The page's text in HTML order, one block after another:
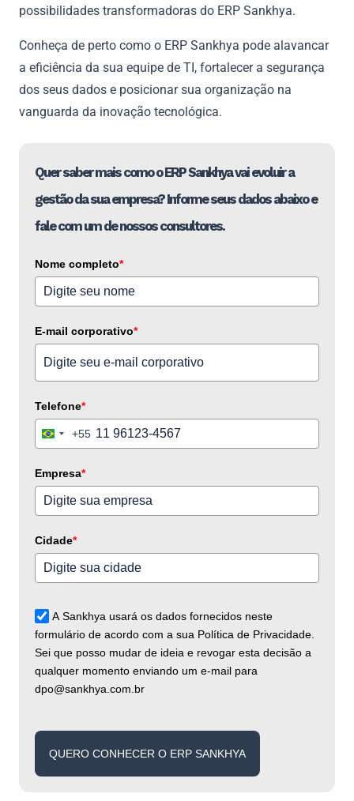
possibilidades transformadoras do ERP Sankhya.
Conheça de perto como o ERP Sankhya pode alavancar
a eficiência da sua equipe de TI, fortalecer a segurança
dos seus dados e posicionar sua organização na
vanguarda da inovação tecnológica.
Quer saber mais como o ERP Sankhya vai evoluir a
gestão da sua empresa? Informe seus dados abaixo e
fale com um de nossos consultores.
Nome completo*
E-mail corporativo*
Telefone*
Brazil+55
Empresa*
Cidade*
A Sankhya usará os dados fornecidos neste
formulário de acordo com a sua Política de Privacidade.
Sei que posso mudar de ideia e revogar esta decisão a
qualquer momento enviando um e-mail para
dpo@sankhya.com.br
QUERO CONHECER O ERP SANKHYA